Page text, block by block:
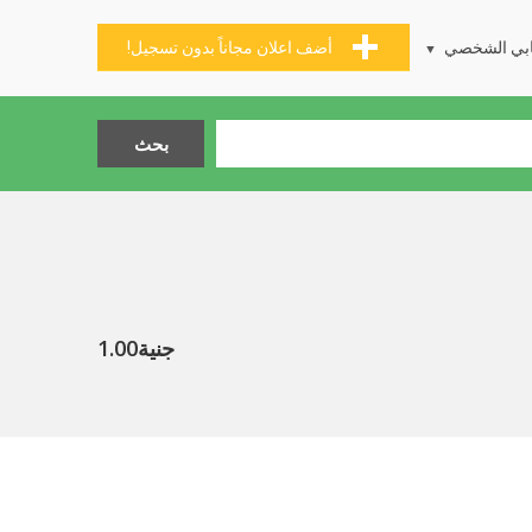
أضف اعلان مجاناً بدون تسجيل! الشخصي
جنية1.00